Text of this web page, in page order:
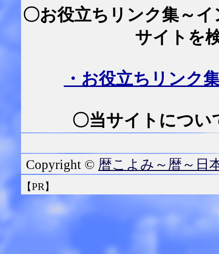
〇お役立ちリンク集～
サイトを
・お役立ちリンク
〇当サイトについ
Copyright © 暦こよみ～暦～日
【PR】